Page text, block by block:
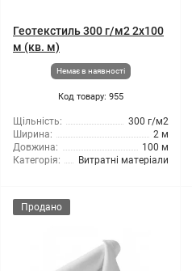
Геотекстиль 300 г/м2 2x100
м (кв. м)
Немає в наявності
Код товару: 955
Щільність:
300 г/м2
Ширина:
2 м
Довжина:
100 м
Категорія:
Витратні матеріали
Продано